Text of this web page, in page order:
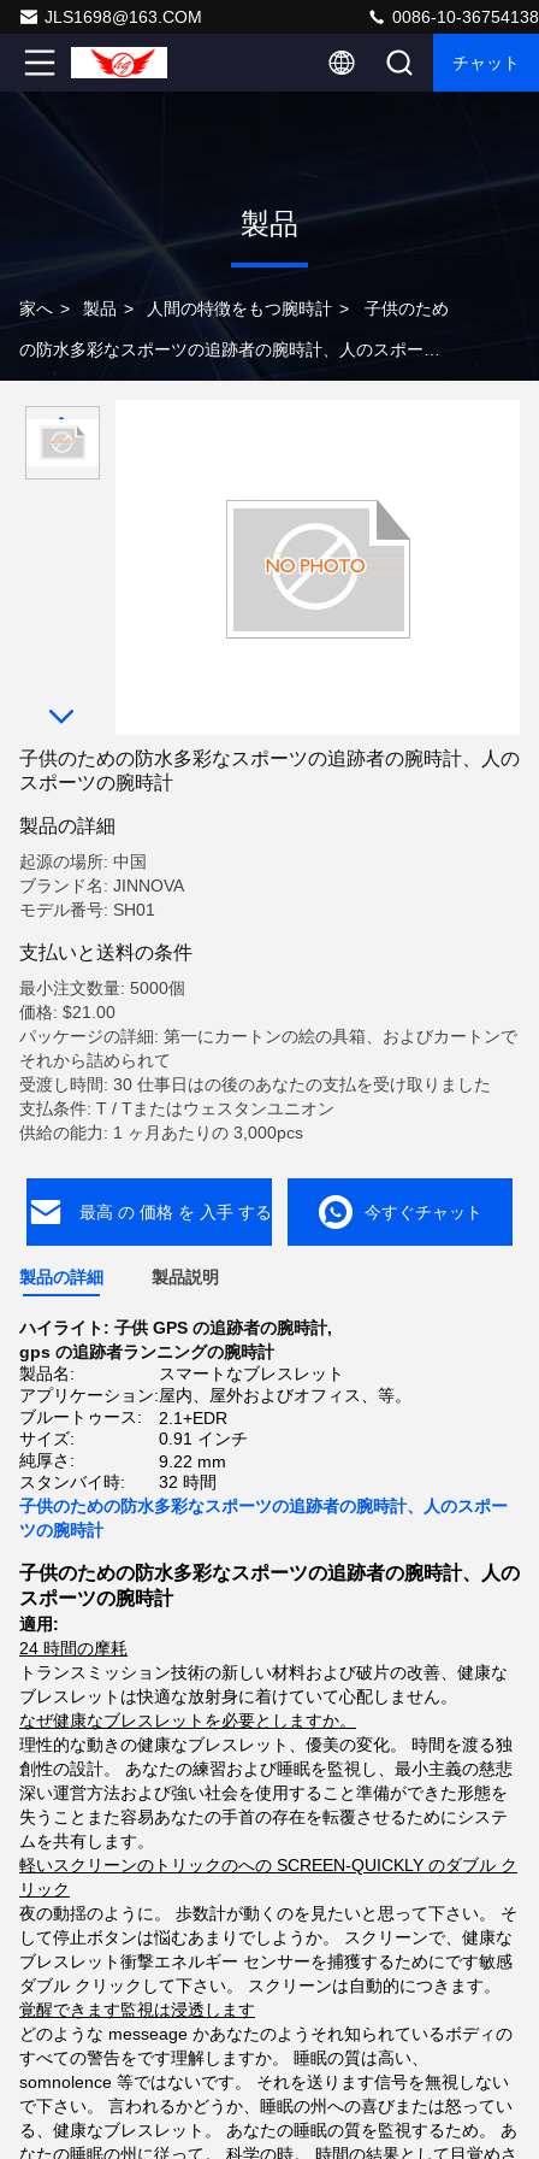
JLS1698@163.COM 0086-10-36754138
チャット
製品
家へ > 製品 > 人間の特徴をもつ腕時計 > 子供のため
の防水多彩なスポーツの追跡者の腕時計、人のスポーツ
子供のための防水多彩なスポーツの追跡者の腕時計、人の
スポーツの腕時計
製品の詳細
起源の場所: 中国
ブランド名: JINNOVA
モデル番号: SH01
支払いと送料の条件
最小注文数量: 5000個
価格: $21.00
パッケージの詳細: 第一にカートンの絵の具箱、およびカートンで
それから詰められて
受渡し時間: 30 仕事日はの後のあなたの支払を受け取りました
支払条件: T / Tまたはウェスタンユニオン
供給の能力: 1 ヶ月あたりの 3,000pcs
最高 の 価格 を 入手 する 今すぐチャット
製品の詳細 製品説明
ハイライト: 子供 GPS の追跡者の腕時計,
gps の追跡者ランニングの腕時計
製品名:
スマートなブレスレット
アプリケーション:屋内、屋外およびオフィス、等。
ブルートゥース:
2.1+EDR
サイズ:
0.91 インチ
純厚さ:
9.22 mm
スタンバイ時:
32 時間
子供のための防水多彩なスポーツの追跡者の腕時計、人のスポー
ツの腕時計
子供のための防水多彩なスポーツの追跡者の腕時計、人の
スポーツの腕時計
適用:
24 時間の摩耗
トランスミッション技術の新しい材料および破片の改善、健康な
ブレスレットは快適な放射身に着けていて心配しません。
なぜ健康なブレスレットを必要としますか。
理性的な動きの健康なブレスレット、優美の変化。 時間を渡る独
創性の設計。 あなたの練習および睡眠を監視し、最小主義の慈悲
深い運営方法および強い社会を使用すること準備ができた形態を
失うことまた容易あなたの手首の存在を転覆させるためにシステ
ムを共有します。
軽いスクリーンのトリックのへの SCREEN-QUICKLY のダブル ク
リック
夜の動揺のように。 歩数計が動くのを見たいと思って下さい。 そ
して停止ボタンは悩むあまりでしようか。 スクリーンで、健康な
ブレスレット衝撃エネルギー センサーを捕獲するためにです敏感
ダブル クリックして下さい。 スクリーンは自動的につきます。
覚醒できます監視は浸透します
どのような messeage かあなたのようそれ知られているボディの
すべての警告をです理解しますか。 睡眠の質は高い、
somnolence 等ではないです。 それを送ります信号を無視しない
で下さい。 言われるかどうか、睡眠の州への喜びまたは怒ってい
る、健康なブレスレット。 あなたの睡眠の質を監視するため。 あ
なたの睡眠の州に従って。 科学の時。 時間の結果として目覚めさ